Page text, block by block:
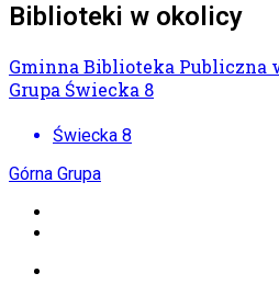
Biblioteki w okolicy
Gminna Biblioteka Publiczna
Grupa Świecka 8
Świecka 8
Górna Grupa